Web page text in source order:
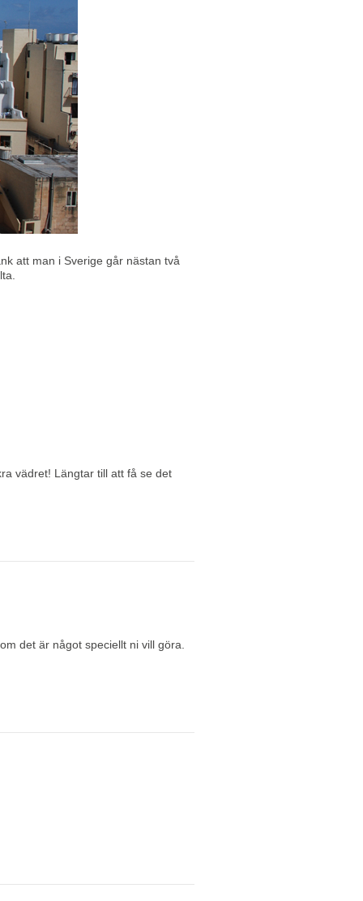
att man i Sverige går nästan två
vädret! Längtar till att få se det
det är något speciellt ni vill göra.